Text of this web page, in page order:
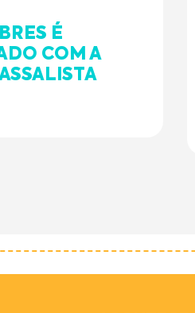
É
COM A